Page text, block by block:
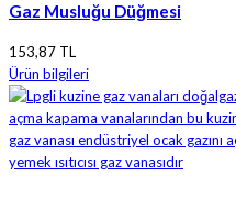
Gaz Musluğu Düğmesi
153,87 TL
Ürün bilgileri